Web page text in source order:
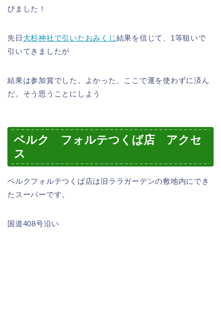
びました！
先日 大杉神社で引いたおみくじ結果を信じて、1等狙いで
引いてきましたが
結果は参加賞でした。よかった、ここで運を使わずに済ん
だ。そう思うことにしよう
ベルク フォルテつくば店 アクセ
ス
ベルクフォルテつくば店は旧ララガーデンの敷地内にでき
たスーパーです。
国道408号沿い